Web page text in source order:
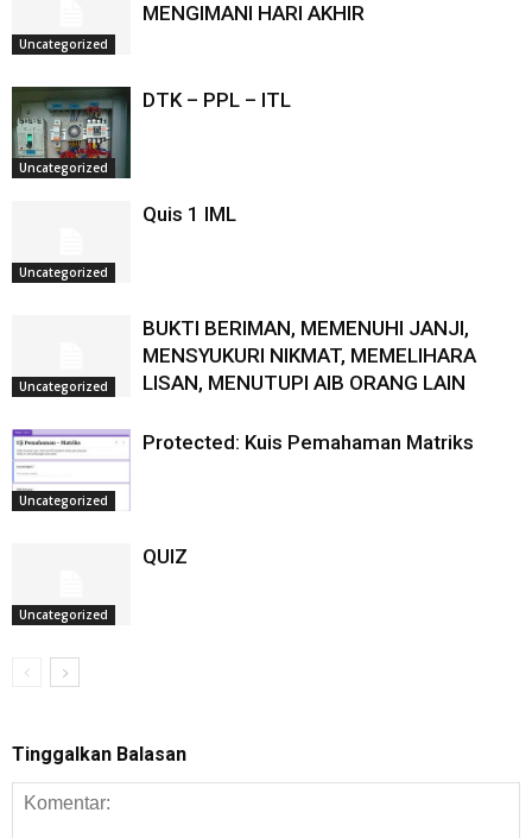
Uncategorized
MENGIMANI HARI AKHIR
Uncategorized
DTK – PPL – ITL
Uncategorized
Quis 1 IML
Uncategorized
BUKTI BERIMAN, MEMENUHI JANJI,
MENSYUKURI NIKMAT, MEMELIHARA
LISAN, MENUTUPI AIB ORANG LAIN
Uncategorized
Protected: Kuis Pemahaman Matriks
Uncategorized
QUIZ
Tinggalkan Balasan